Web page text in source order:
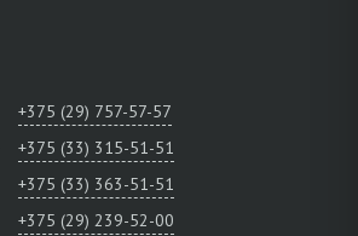
+375 (29) 757-57-57
+375 (33) 315-51-51
+375 (33) 363-51-51
+375 (29) 239-52-00